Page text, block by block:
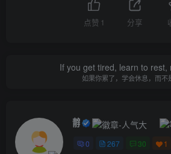
点赞 1 分享
If you get tired, learn to rest,
如果你累了，学会休息，而不
静电防护
0 267 30 1